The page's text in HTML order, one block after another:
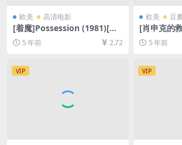
欧美 高清电影
[着魔]Possession (1981)[百
度网盘+夸克网盘+迅雷云盘资
源1080P超清未删减][MP4/6.
5 年前 2.72
欧美 豆
[肖申克的
nk
网盘+迅雷
字幕]
5 年前
VIP VIP